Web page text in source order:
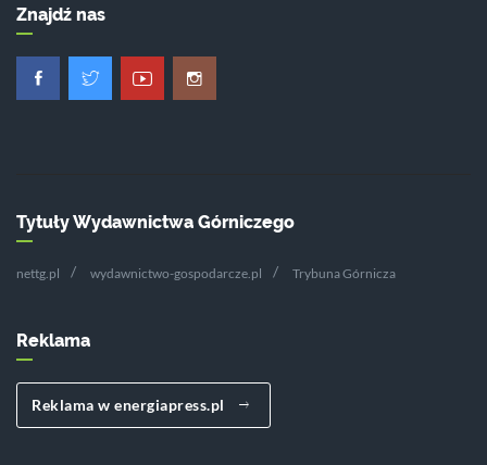
Znajdź nas
Tytuły Wydawnictwa Górniczego
nettg.pl wydawnictwo-gospodarcze.pl Trybuna Górnicza
Reklama
Reklama w energiapress.pl